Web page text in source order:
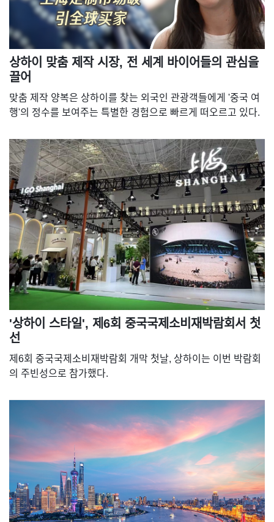
상하이 맞춤 제작 시장, 전 세계 바이어들의 관심을
끌어
맞춤 제작 양복은 상하이를 찾는 외국인 관광객들에게 '중국 여
행'의 정수를 보여주는 특별한 경험으로 빠르게 떠오르고 있다.
'상하이 스타일', 제6회 중국국제소비재박람회서 첫
선
제6회 중국국제소비재박람회 개막 첫날, 상하이는 이번 박람회
의 주빈성으로 참가했다.